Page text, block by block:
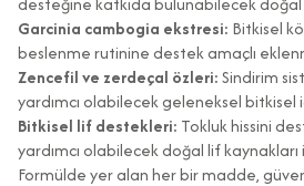
Garcinia cambogia ekstresi: Bitkisel
beslenme rutinine destek amaçlı
Zencefil ve zerdeçal özleri:Sindirim
yardımcı olabilecek geleneksel bitkisel
Bitkisel lif destekleri: Tokluk hissini
yardımcı olabilecek doğal lif kaynakları
Formülde yer alan her bir madde,